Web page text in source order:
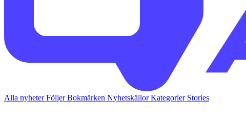
Alla nyheterFöljerBokmärken NyhetskällorKategorier Stories